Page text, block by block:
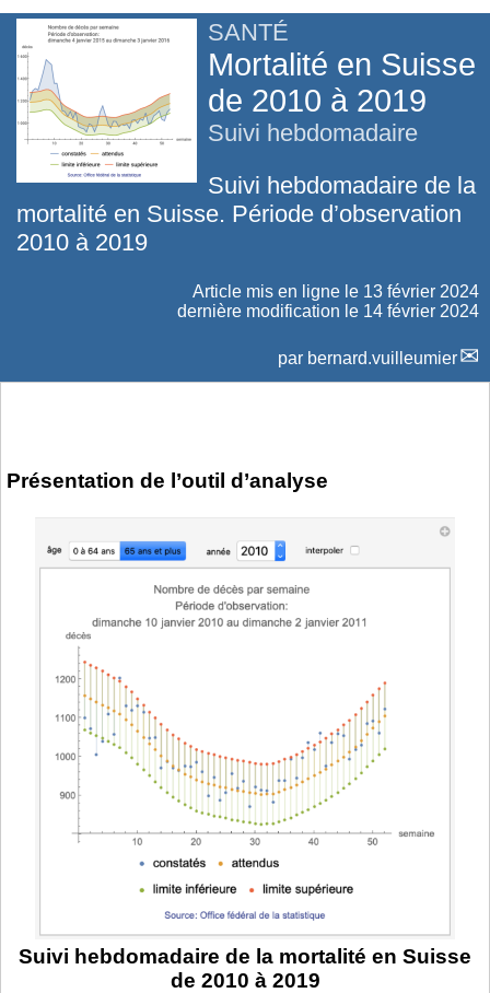
SANTÉ
Mortalité en Suisse
de 2010 à 2019
Suivi hebdomadaire
Suivi hebdomadaire de la
mortalité en Suisse. Période d’observation
2010 à 2019
Article mis en ligne le 13 février 2024
dernière modification le 14 février 2024
par bernard.vuilleumier
Présentation de l’outil d’analyse
Suivi hebdomadaire de la mortalité en Suisse
de 2010 à 2019